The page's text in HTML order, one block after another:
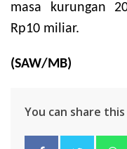
masa kurungan
Rp10 miliar.
(SAW/MB)
You can share